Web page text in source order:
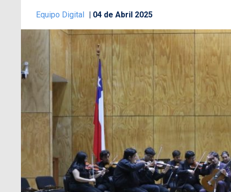
Equipo Digital 04 de Abril 2025